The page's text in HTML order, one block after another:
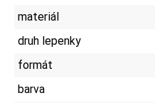
materiál
druh lepenky
formát
barva